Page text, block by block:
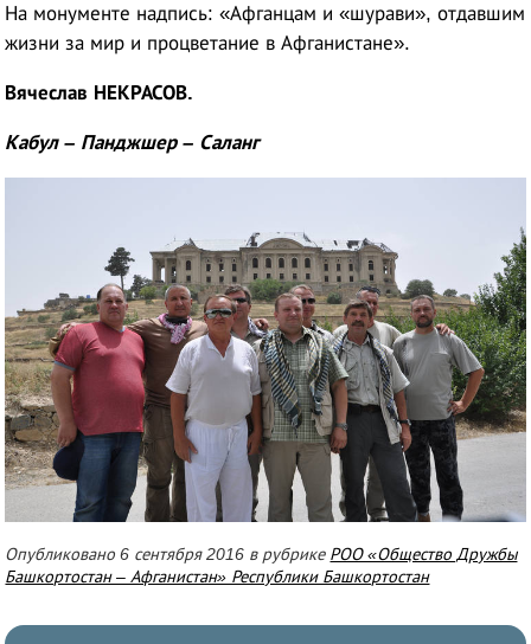
На монументе надпись: «Афганцам и «шурави», отдавшим
жизни за мир и процветание в Афганистане».
Вячеслав НЕКРАСОВ.
Кабул – Панджшер – Саланг
Опубликовано 6 сентября 2016 в рубрике РОО «Общество Дружбы
Башкортостан – Афганистан» Республики Башкортостан